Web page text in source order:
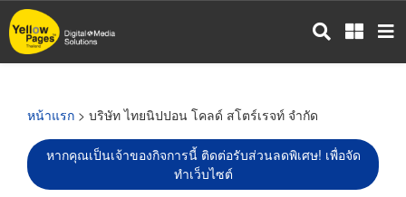
ข้าม
ไป
หน้าแรก > บริษัท ไทยนิปปอน โคลด์ สโตร์เรจท์ จำกัด
หากคุณเป็นเจ้าของกิจการนี้ ติดต่อรับส่วนลดพิเศษ! เพื่อจัด
ทำเว็บไซต์